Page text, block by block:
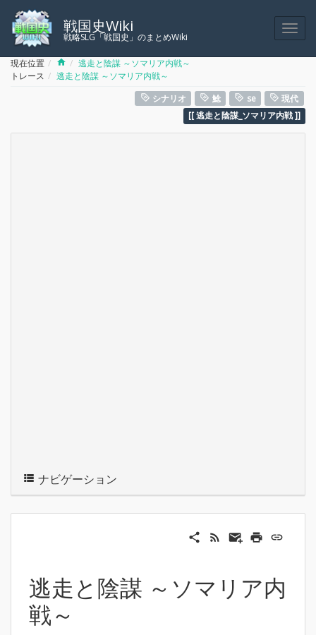
戦国史Wiki
戦略SLG「戦国史」のまとめWiki
現在位置 Home
逃走と陰謀 ～ソマリア内戦～
トレース
逃走と陰謀 ～ソマリア内戦～
シナリオ
鯰 se
現代
逃走と陰謀_ソマリア内戦
ナビゲーション
逃走と陰謀 ～ソマリア内
戦～